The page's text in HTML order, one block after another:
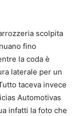
scolpita
fino
la coda è
laterale per un
taceva invece
Automotivas
infatti la foto che